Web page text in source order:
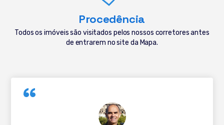
Procedência
Todos os imóveis são visitados pelos nossos corretores antes
de entrarem no site da Mapa.